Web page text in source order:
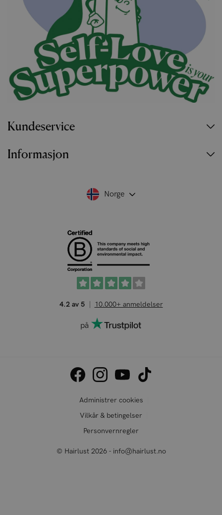
Kundeservice
Informasjon
Norge
4.2 av 5 10.000+ anmeldelser
på
© Hairlust 2026 - info@hairlust.no
Administrer cookies
Vilkår & betingelser
Personvernregler